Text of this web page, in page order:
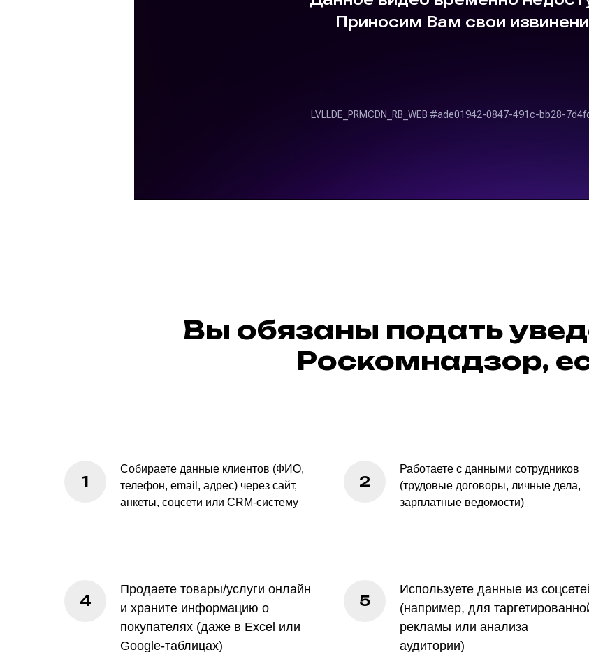
Вы обязаны подать
Роскомнадзор,
Собираете данные клиентов (ФИО,
телефон, email, адрес) через сайт,
анкеты, соцсети или CRM-систему
Работаете с данными сотрудников
(трудовые договоры, личные дела,
зарплатные ведомости)
Продаете товары/услуги онлайн
и храните информацию о
покупателях (даже в Excel или
Google-таблицах)
Используете данные из
(например, для
рекламы или анализа
аудитории)